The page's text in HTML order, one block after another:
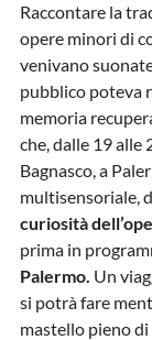
Raccontare la
opere minori di
venivano
pubblico poteva
memoria
che, dalle 19 alle
Bagnasco, a
multisensoriale,
curiosità
prima in
Palermo. Un
si potrà fare
mastello pieno di